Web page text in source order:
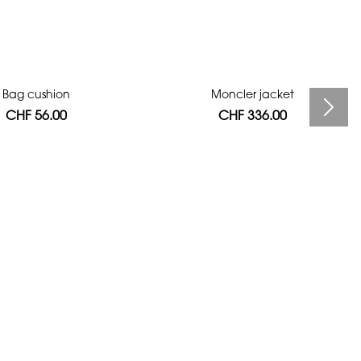
Bag cushion
CHF 56.00
Moncler jacket
CHF 336.00